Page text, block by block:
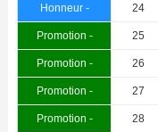
Honneur - 24
Promotion - 25
Promotion - 26
Promotion - 27
Promotion - 28